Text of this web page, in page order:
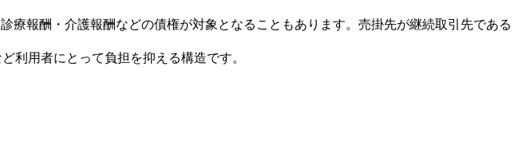
報酬・介護報酬などの債権が対象となることもあります。売掛先が継続取引先である
利用者にとって負担を抑える構造です。